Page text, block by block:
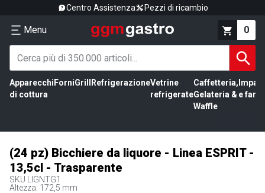
Centro Assistenza Pezzi di ricambio
Menu 0
Apparecchi
di cottura
ForniGrill RefrigerazioneVetrine
refrigerate
Caffetteria,
Gelateria &
Waffle
e
(24 pz) Bicchiere da liquore - Linea ESPRIT -
13,5cl - Trasparente
SKU
LIGNTG1
Altezza: 172,5 mm